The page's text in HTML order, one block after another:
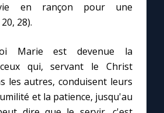
nœuds
par Marie
en rançon pour une
28).
Marie est devenue la
qui, servant le Christ
les autres, conduisent leurs
et la patience, jusqu'au